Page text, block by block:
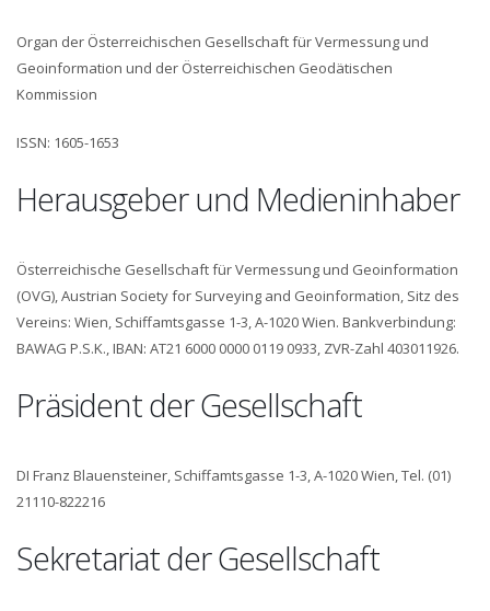
Organ der Österreichischen Gesellschaft für Vermessung und
Geoinformation und der Österreichischen Geodätischen
Kommission
ISSN: 1605-1653
Herausgeber und Medieninhaber
Österreichische Gesellschaft für Vermessung und Geoinformation
(OVG), Austrian Society for Surveying and Geoinformation, Sitz des
Vereins: Wien, Schiffamtsgasse 1-3, A-1020 Wien. Bankverbindung:
BAWAG P.S.K., IBAN: AT21 6000 0000 0119 0933, ZVR-Zahl 403011926.
Präsident der Gesellschaft
DI Franz Blauensteiner, Schiffamtsgasse 1-3, A-1020 Wien, Tel. (01)
21110-822216
Sekretariat der Gesellschaft